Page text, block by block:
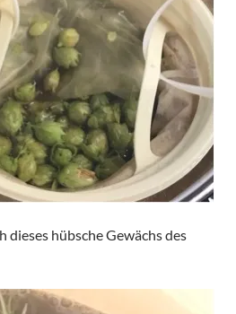
dieses hübsche Gewächs des